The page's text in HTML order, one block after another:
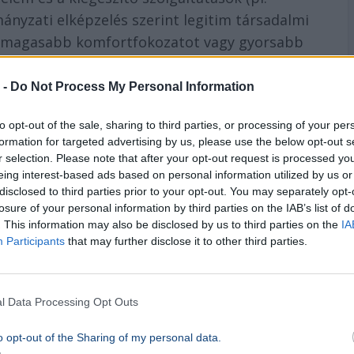
- Do Not Process My Personal Information
opt-out of the sale, sharing to third parties, or processing of your
for targeted advertising by us, please use the below opt-out
selection. Please note that after your opt-out request is processed
interest-based ads based on personal information utilized by us
to third parties prior to your opt-out. You may separately
of your personal information by third parties on the IAB’s list of
This information may also be disclosed by us to third parties on the
Participants that may further disclose it to other third parties.
Data Processing Opt Outs
opt-out of the Sharing of my personal data.
elképzelés szerint legitim társadalmi
komfortfokozatot vagy gyorsabb
igények
nem old meg mindent. Az ellátás
is szükség van. A jövő egészségügyének
amely kimondja: az állam nem tud
teljesíteni.
hálapénz helyét a legális, számlával igazolt
korlátokba ütközik. Ezáltal az
miközben a magánszektor strukturált